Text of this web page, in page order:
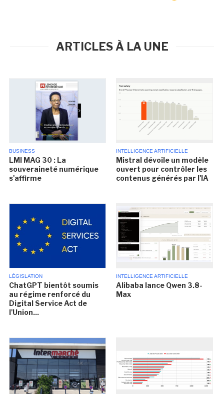
ARTICLES À LA UNE
BUSINESS
LMI MAG 30 : La
souveraineté numérique
s'affirme
INTELLIGENCE ARTIFICIELLE
Mistral dévoile un modèle
ouvert pour contrôler les
contenus générés par l'IA
LÉGISLATION
ChatGPT bientôt soumis
au régime renforcé du
Digital Service Act de
l'Union...
INTELLIGENCE ARTIFICIELLE
Alibaba lance Qwen 3.8-
Max